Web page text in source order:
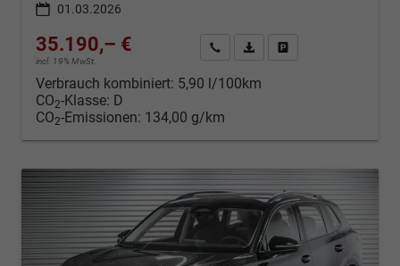
01.03.2026
35.190,– €
incl. 19% MwSt.
Kontakt & Angebot anfordern
PDF-Datei, Fahrzeugexposé
Verbrauch kombiniert: 5,90 l/100km
CO2-Klasse: D
CO2-Emissionen: 134,00 g/km